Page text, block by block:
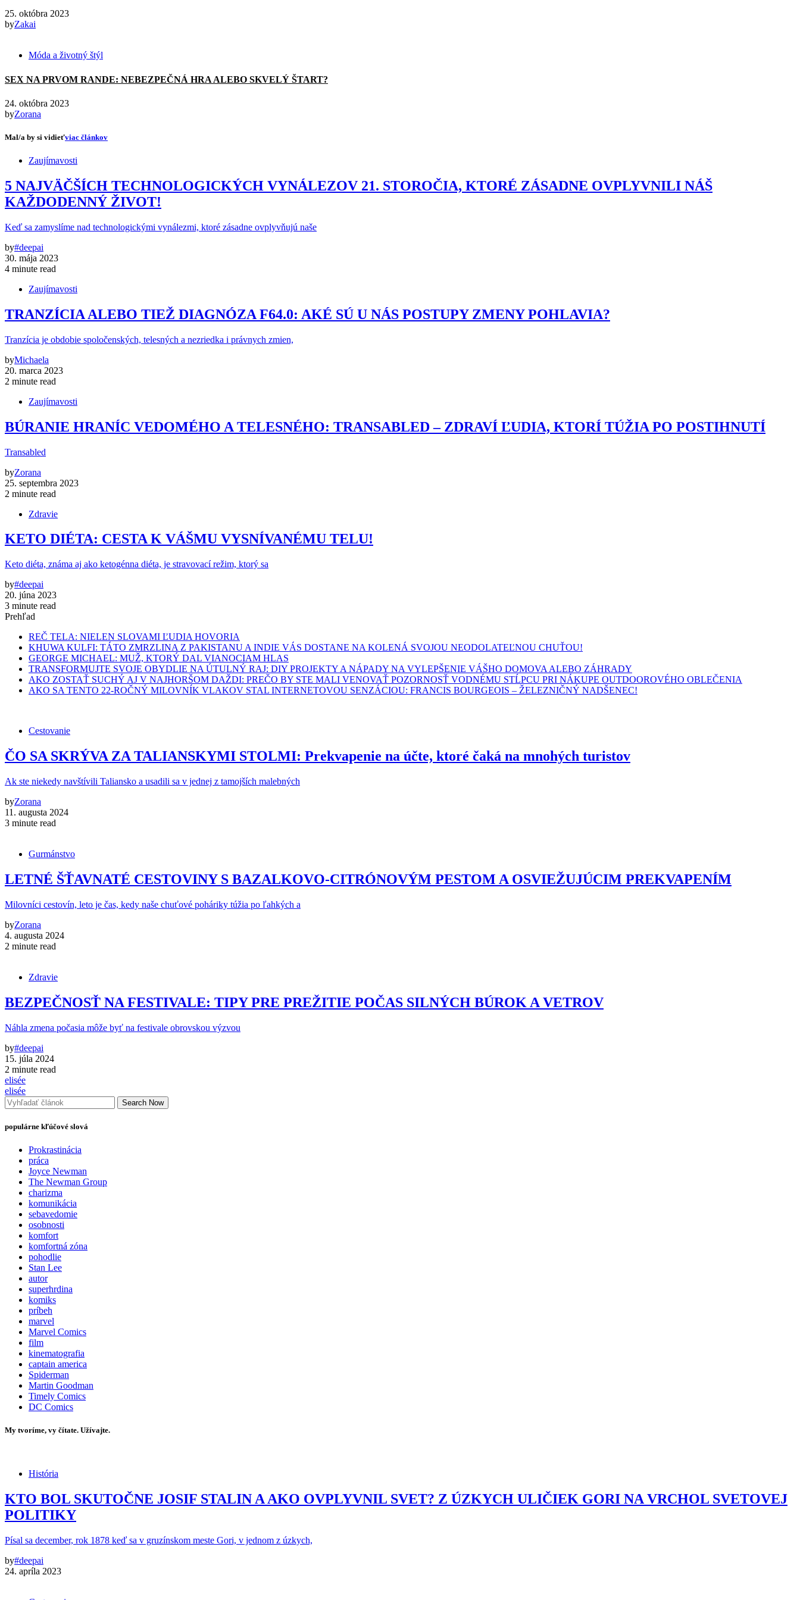
25. októbra 2023
byZakai
Móda a životný štýl
SEX NA PRVOM RANDE: NEBEZPEČNÁ HRA ALEBO SKVELÝ ŠTART?
24. októbra 2023
byZorana
Mal/a by si vidieťviac článkov
Zaujímavosti
5 NAJVÄČŠÍCH TECHNOLOGICKÝCH VYNÁLEZOV 21. STOROČIA, KTORÉ ZÁSADNE OVPLYVNILI NÁŠ
KAŽDODENNÝ ŽIVOT!
Keď sa zamyslíme nad technologickými vynálezmi, ktoré zásadne ovplyvňujú naše
by#deepai
30. mája 2023
4 minute read
Zaujímavosti
TRANZÍCIA ALEBO TIEŽ DIAGNÓZA F64.0: AKÉ SÚ U NÁS POSTUPY ZMENY POHLAVIA?
Tranzícia je obdobie spoločenských, telesných a nezriedka i právnych zmien,
byMichaela
20. marca 2023
2 minute read
Zaujímavosti
BÚRANIE HRANÍC VEDOMÉHO A TELESNÉHO: TRANSABLED – ZDRAVÍ ĽUDIA, KTORÍ TÚŽIA PO POSTIHNUTÍ
Transabled
byZorana
25. septembra 2023
2 minute read
Zdravie
KETO DIÉTA: CESTA K VÁŠMU VYSNÍVANÉMU TELU!
Keto diéta, známa aj ako ketogénna diéta, je stravovací režim, ktorý sa
by#deepai
20. júna 2023
3 minute read
Prehľad
REČ TELA: NIELEN SLOVAMI ĽUDIA HOVORIA
KHUWA KULFI: TÁTO ZMRZLINA Z PAKISTANU A INDIE VÁS DOSTANE NA KOLENÁ SVOJOU NEODOLATEĽNOU CHUŤOU!
GEORGE MICHAEL: MUŽ, KTORÝ DAL VIANOCIAM HLAS
TRANSFORMUJTE SVOJE OBYDLIE NA ÚTULNÝ RAJ: DIY PROJEKTY A NÁPADY NA VYLEPŠENIE VÁŠHO DOMOVA ALEBO ZÁHRADY
AKO ZOSTAŤ SUCHÝ AJ V NAJHORŠOM DAŽDI: PREČO BY STE MALI VENOVAŤ POZORNOSŤ VODNÉMU STĹPCU PRI NÁKUPE OUTDOOROVÉHO OBLEČENIA
AKO SA TENTO 22-ROČNÝ MILOVNÍK VLAKOV STAL INTERNETOVOU SENZÁCIOU: FRANCIS BOURGEOIS – ŽELEZNIČNÝ NADŠENEC!
Cestovanie
ČO SA SKRÝVA ZA TALIANSKYMI STOLMI: Prekvapenie na účte, ktoré čaká na mnohých turistov
Ak ste niekedy navštívili Taliansko a usadili sa v jednej z tamojších malebných
byZorana
11. augusta 2024
3 minute read
Gurmánstvo
LETNÉ ŠŤAVNATÉ CESTOVINY S BAZALKOVO-CITRÓNOVÝM PESTOM A OSVIEŽUJÚCIM PREKVAPENÍM
Milovníci cestovín, leto je čas, kedy naše chuťové poháriky túžia po ľahkých a
byZorana
4. augusta 2024
2 minute read
Zdravie
BEZPEČNOSŤ NA FESTIVALE: TIPY PRE PREŽITIE POČAS SILNÝCH BÚROK A VETROV
Náhla zmena počasia môže byť na festivale obrovskou výzvou
by#deepai
15. júla 2024
2 minute read
elisée
elisée
Search Now
populárne kľúčové slová
Prokrastinácia
práca
Joyce Newman
The Newman Group
charizma
komunikácia
sebavedomie
osobnosti
komfort
komfortná zóna
pohodlie
Stan Lee
autor
superhrdina
komiks
príbeh
marvel
Marvel Comics
film
kinematografia
captain america
Spiderman
Martin Goodman
Timely Comics
DC Comics
My tvoríme, vy čítate. Užívajte.
História
KTO BOL SKUTOČNE JOSIF STALIN A AKO OVPLYVNIL SVET? Z ÚZKYCH ULIČIEK GORI NA VRCHOL SVETOVEJ
POLITIKY
Písal sa december, rok 1878 keď sa v gruzínskom meste Gori, v jednom z úzkych,
by#deepai
24. apríla 2023